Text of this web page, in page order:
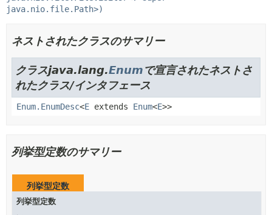
java.nio.file.Path>)
ネストされたクラスのサマリー
クラスjava.lang.Enumで宣言されたネストさ
れたクラス/インタフェース
Enum.EnumDesc<E extends Enum<E>>
列挙型定数のサマリー
列挙型定数
列挙型定数